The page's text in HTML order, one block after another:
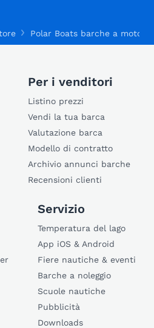
Polar Boats barche a motore
Per i venditori
Listino prezzi
Vendi la tua barca
Valutazione barca
Modello di contratto
Archivio annunci barche
Recensioni clienti
Servizio
Temperatura del lago
App iOS & Android
Fiere nautiche & eventi
Barche a noleggio
Scuole nautiche
Pubblicità
Downloads